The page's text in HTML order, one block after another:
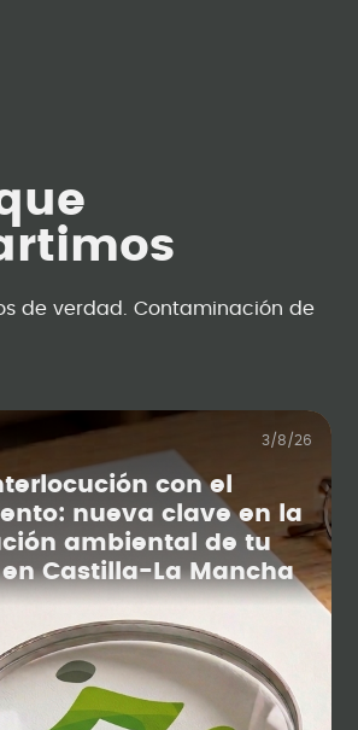
de verdad. Contaminación de
3/8/26
con el
nueva clave en la
ambiental de tu
Castilla-La Mancha